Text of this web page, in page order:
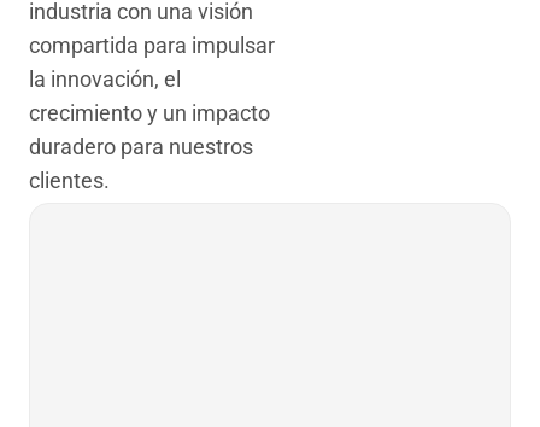
industria con una visión
compartida para impulsar
la innovación, el
crecimiento y un impacto
duradero para nuestros
clientes.